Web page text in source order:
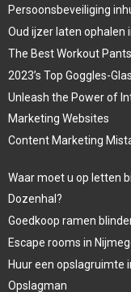
Persoonsbeveiliging
Oud ijzer laten ophalen
The Best Workout
2023’s Top Goggles-
Unleash the Power of
Marketing Websites
Content Marketing
Waar moet u op letten
Dozenhal?
Goedkoop ramen
Escape rooms in
Huur een opslagruimte
Opslagman